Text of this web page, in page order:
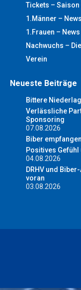
Tickets – Saison
1.Männer – News
1.Frauen – News
Nachwuchs –
Verein
Neueste Beiträge
Bittere
Verlässliche
Sponsoring
07.08.2026
Biber
Positives
04.08.2026
DRHV und
voran
03.08.2026